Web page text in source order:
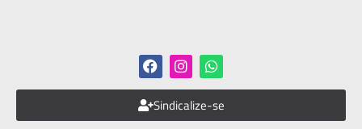
Sindicalize-se